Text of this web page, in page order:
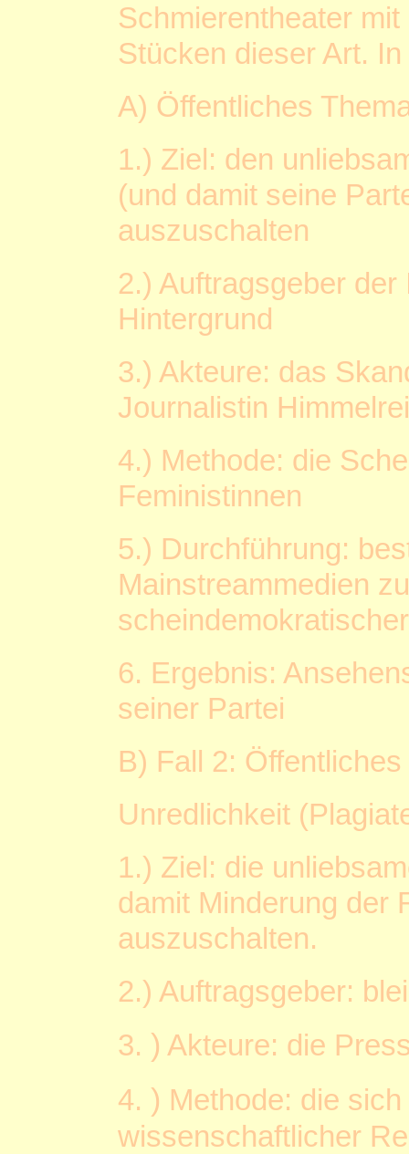
Schmierentheater
Stücken dieser Art.
A) Öffentliches
1.) Ziel: den
(und damit seine
auszuschalten
2.) Auftragsgeber
Hintergrund
3.) Akteure: das
Journalistin
4.) Methode: die
Feministinnen
5.) Durchführung:
Mainstreammedien
6. Ergebnis:
seiner Partei
B) Fall 2:
Unredlichkeit
1.) Ziel: die
damit Minderung der
auszuschalten.
2.) Auftragsgeber:
3. ) Akteure: die
4. ) Methode: die
wissenschaftlicher